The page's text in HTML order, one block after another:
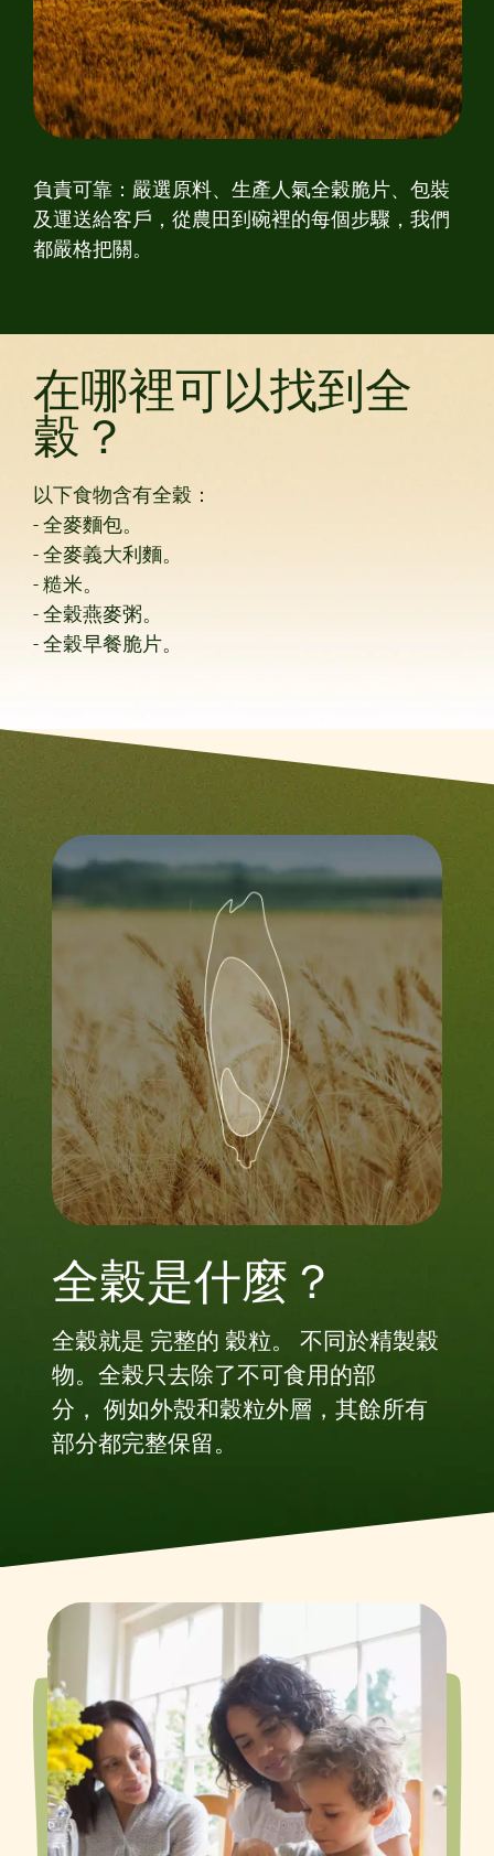
負責可靠：嚴選原料、生產人氣全穀脆片、包裝
及運送給客戶，從農田到碗裡的每個步驟，我們
都嚴格把關。
在哪裡可以找到全
穀？
以下食物含有全穀：
- 全麥麵包。
- 全麥義大利麵。
- 糙米。
- 全穀燕麥粥。
- 全穀早餐脆片。
全穀是什麼？
全穀就是 完整的 穀粒。 不同於精製穀
物。全榖只去除了不可食用的部
分， 例如外殼和穀粒外層，其餘所有
部分都完整保留。